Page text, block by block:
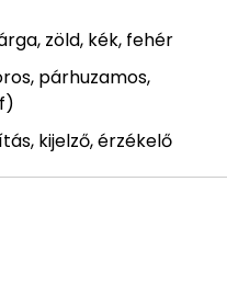
zöld, kék, fehér
párhuzamos,
kijelző, érzékelő